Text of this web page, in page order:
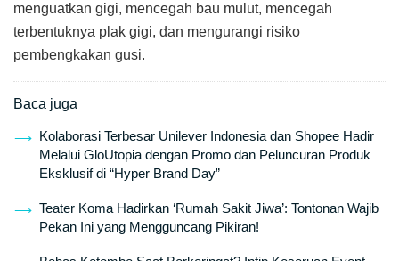
menguatkan gigi, mencegah bau mulut, mencegah
terbentuknya plak gigi, dan mengurangi risiko
pembengkakan gusi.
Baca juga
Kolaborasi Terbesar Unilever Indonesia dan Shopee Hadir
Melalui GloUtopia dengan Promo dan Peluncuran Produk
Eksklusif di “Hyper Brand Day”
Teater Koma Hadirkan ‘Rumah Sakit Jiwa’: Tontonan Wajib
Pekan Ini yang Mengguncang Pikiran!